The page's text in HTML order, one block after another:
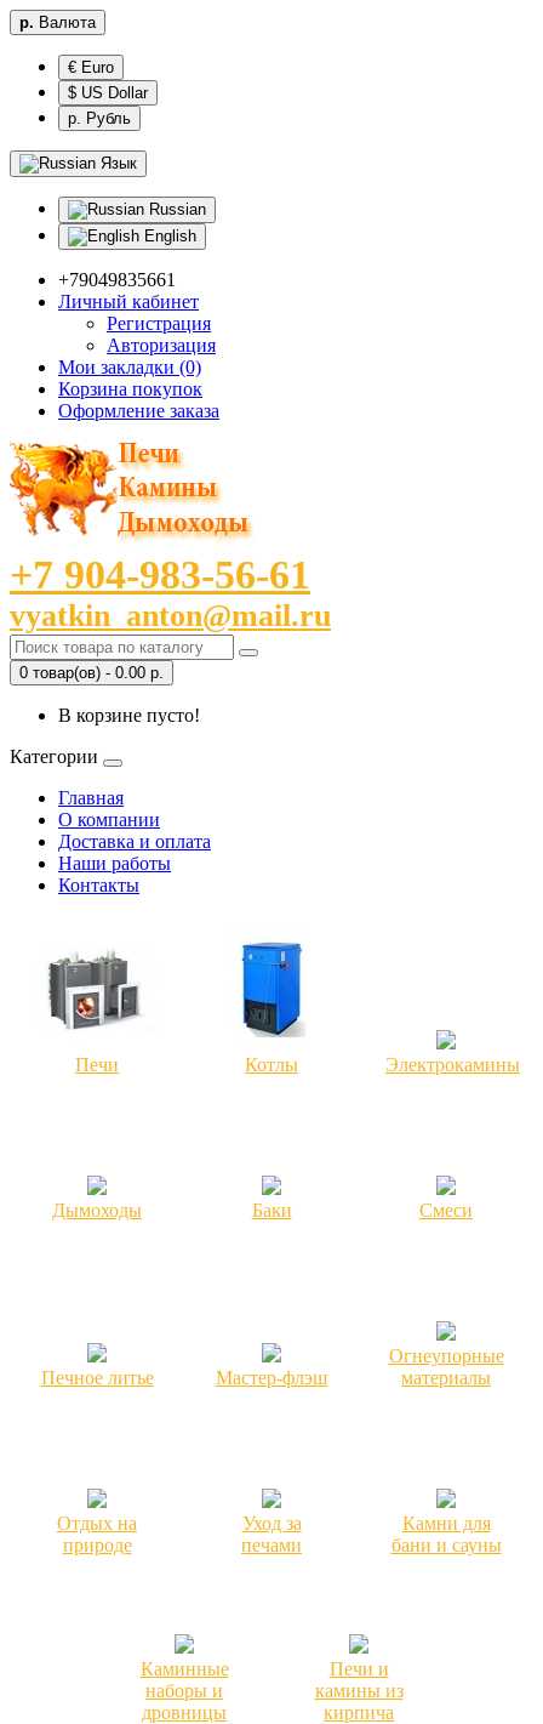
р. Валюта
€ Euro
$ US Dollar
р. Рубль
Язык
Russian
English
+79049835661
Личный кабинет
Регистрация
Авторизация
Мои закладки (0)
Корзина покупок
Оформление заказа
+7 904-983-56-61
vyatkin_anton@mail.ru
0 товар(ов) - 0.00 р.
В корзине пусто!
Категории
Главная
О компании
Доставка и оплата
Наши работы
Контакты
Печи Котлы Электрокамины
Дымоходы Баки Смеси
Печное литье Мастер-флэш
Огнеупорные
материалы
Отдых на
природе
Уход за
печами
Камни для
бани и сауны
Каминные
наборы и
дровницы
Печи и
камины из
кирпича